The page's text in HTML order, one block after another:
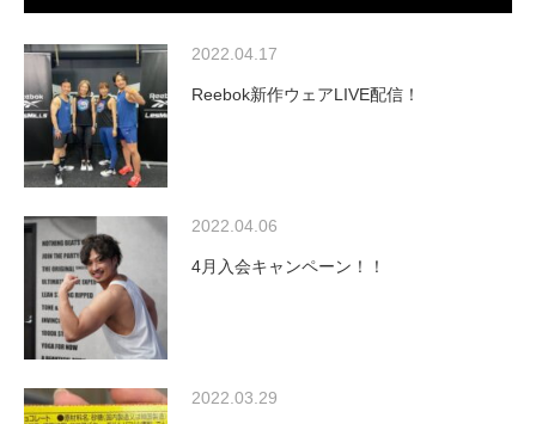
2022.04.17
Reebok新作ウェアLIVE配信！
2022.04.06
4月入会キャンペーン！！
2022.03.29